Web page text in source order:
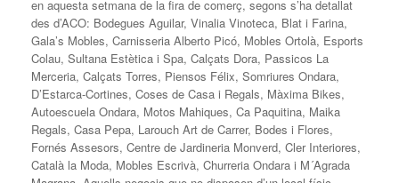
en aquesta setmana de la fira de comerç, segons s’ha detallat
des d’ACO: Bodegues Aguilar, Vinalia Vinoteca, Blat i Farina,
Gala’s Mobles, Carnisseria Alberto Picó, Mobles Ortolà, Esports
Colau, Sultana Estètica i Spa, Calçats Dora, Passicos La
Merceria, Calçats Torres, Piensos Félix, Somriures Ondara,
D’Estarca-Cortines, Coses de Casa i Regals, Màxima Bikes,
Autoescuela Ondara, Motos Mahiques, Ca Paquitina, Maika
Regals, Casa Pepa, Larouch Art de Carrer, Bodes i Flores,
Fornés Assesors, Centre de Jardineria Monverd, Cler Interiores,
Català la Moda, Mobles Escrivà, Churreria Ondara i M´Agrada